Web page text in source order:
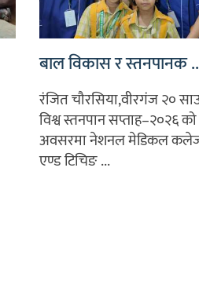
बाल विकास र स्तनपानक
रंजित चौरसिया,वीरगंज २०
विश्व स्तनपान सप्ताह–२०२६ को
अवसरमा नेशनल मेडिकल
एण्ड टिचिङ ...